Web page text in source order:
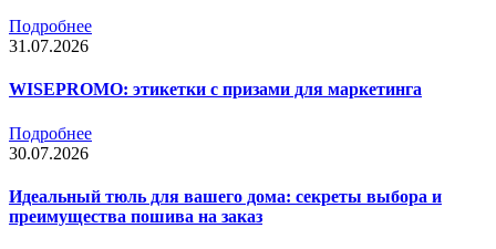
Подробнее
31.07.2026
WISEPROMO: этикетки с призами для маркетинга
Подробнее
30.07.2026
Идеальный тюль для вашего дома: секреты выбора и
преимущества пошива на заказ